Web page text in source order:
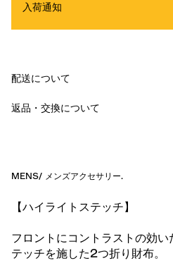
入荷通知
配送について
返品・交換について
MENS/ メンズアクセサリー.
【ハイライトステッチ】
フロントにコントラストの効
テッチを施した2つ折り財布。